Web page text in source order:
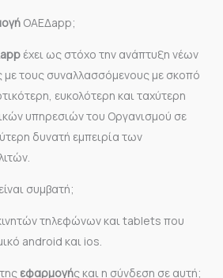
OAEΔapp;
έχει ως στόχο την ανάπτυξη νέων
με τους συναλλασσόμενους με σκοπό
ευκολότερη και ταχύτερη
υπηρεσιών του Οργανισμού σε
δυνατή εμπειρία των
συμβατή;
τηλεφώνων και tablets που
android και ios.
εφαρμογής και η σύνδεση σε αυτή;